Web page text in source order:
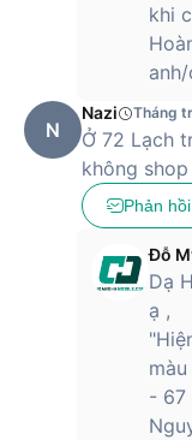
khi
N
Nazi Tháng
Ở 72 Lạch
không shop
Phản hồi
Đỗ
Dạ
ạ ,
- 67